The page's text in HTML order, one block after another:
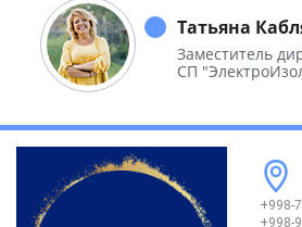
необъятной
Татьяна
Заместитель
СП
+998-
+998-